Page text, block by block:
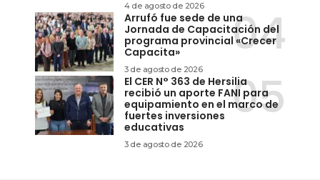
4 de agosto de 2026
Arrufó fue sede de una
Jornada de Capacitación del
programa provincial «Crecer
Capacita»
3 de agosto de 2026
El CER N° 363 de Hersilia
recibió un aporte FANI para
equipamiento en el marco de
fuertes inversiones
educativas
3 de agosto de 2026